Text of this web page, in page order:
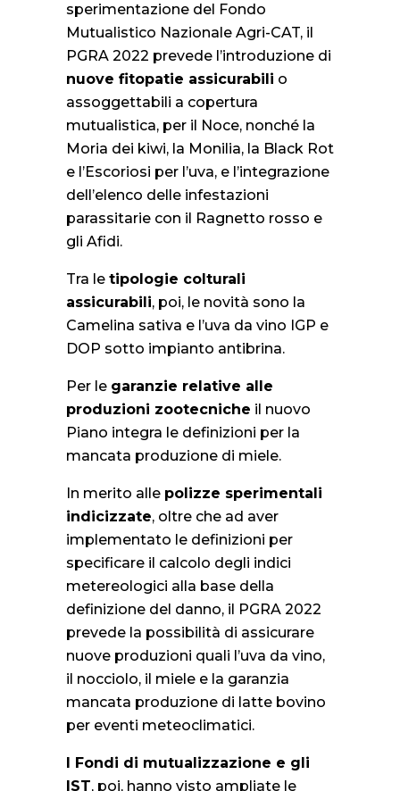
sperimentazione del Fondo
Mutualistico Nazionale Agri-CAT, il
PGRA 2022 prevede l’introduzione di
nuove fitopatie assicurabili o
assoggettabili a copertura
mutualistica, per il Noce, nonché la
Moria dei kiwi, la Monilia, la Black Rot
e l’Escoriosi per l’uva, e l’integrazione
dell’elenco delle infestazioni
parassitarie con il Ragnetto rosso e
gli Afidi.
Tra le tipologie colturali
assicurabili, poi, le novità sono la
Camelina sativa e l’uva da vino IGP e
DOP sotto impianto antibrina.
Per le garanzie relative alle
produzioni zootecniche il nuovo
Piano integra le definizioni per la
mancata produzione di miele.
In merito alle polizze sperimentali
indicizzate, oltre che ad aver
implementato le definizioni per
specificare il calcolo degli indici
metereologici alla base della
definizione del danno, il PGRA 2022
prevede la possibilità di assicurare
nuove produzioni quali l’uva da vino,
il nocciolo, il miele e la garanzia
mancata produzione di latte bovino
per eventi meteoclimatici.
I Fondi di mutualizzazione e gli
IST, poi, hanno visto ampliate le